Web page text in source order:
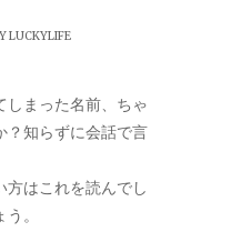
LUCKYLIFE
しまった名前、ちゃ
？知らずに会話で言
方はこれを読んでし
。